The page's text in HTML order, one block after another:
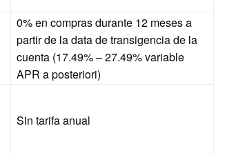
0% en compras durante 12 meses a
partir de la data de transigencia de la
cuenta (17.49% – 27.49% variable
APR a posteriori)
Sin tarifa anual